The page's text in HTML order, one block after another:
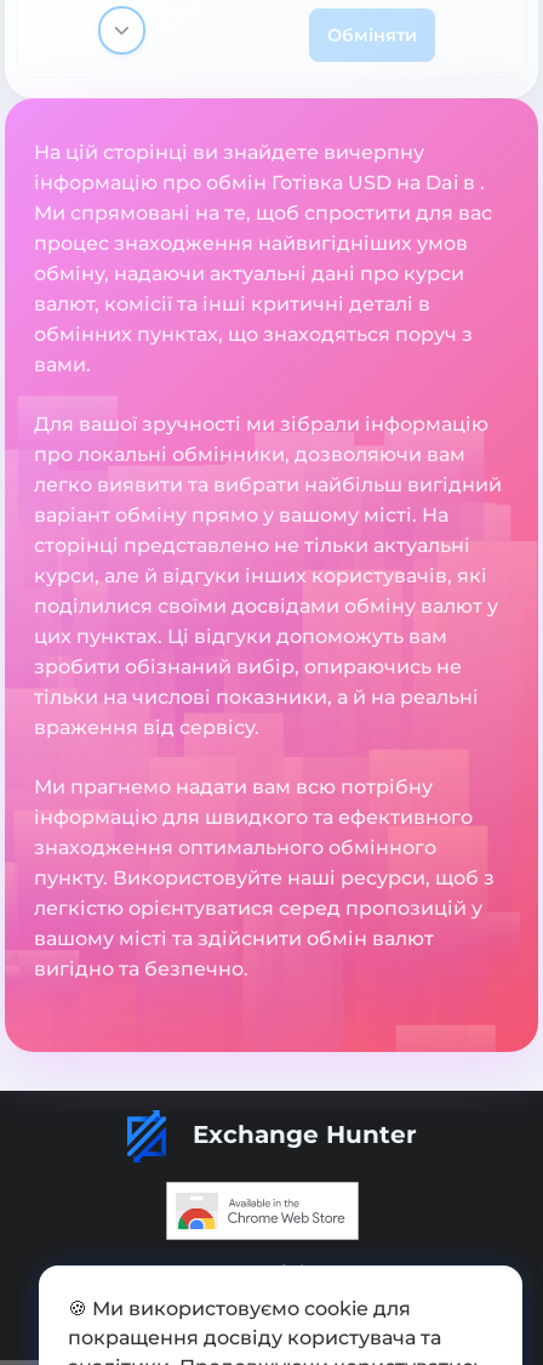
Обміняти
На цій сторінці ви знайдете вичерпну
інформацію про обмін Готівка USD на Dai в .
Ми спрямовані на те, щоб спростити для вас
процес знаходження найвигідніших умов
обміну, надаючи актуальні дані про курси
валют, комісії та інші критичні деталі в
обмінних пунктах, що знаходяться поруч з
вами.
Для вашої зручності ми зібрали інформацію
про локальні обмінники, дозволяючи вам
легко виявити та вибрати найбільш вигідний
варіант обміну прямо у вашому місті. На
сторінці представлено не тільки актуальні
курси, але й відгуки інших користувачів, які
поділилися своїми досвідами обміну валют у
цих пунктах. Ці відгуки допоможуть вам
зробити обізнаний вибір, опираючись не
тільки на числові показники, а й на реальні
враження від сервісу.
Ми прагнемо надати вам всю потрібну
інформацію для швидкого та ефективного
знаходження оптимального обмінного
пункту. Використовуйте наші ресурси, щоб з
легкістю орієнтуватися серед пропозицій у
вашому місті та здійснити обмін валют
вигідно та безпечно.
Exchange Hunter
Додати обмінник
Мапа сайту
🍪 Ми використовуємо cookie для
покращення досвіду користувача та